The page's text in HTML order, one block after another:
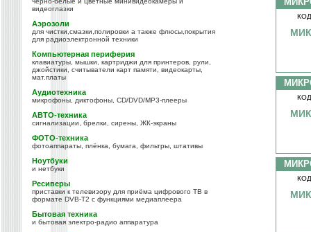
видеоглазки
Аэрозоли
для чистки,смазки,полировки а также флюсы,покрытия
для радиоэлектронной техники
Компьютерная периферия
клавиатуры, мышки, картриджи для принтеров, рули,
джойстики, считыватели карт памяти, видеокарты,
мат.платы
Аудиотехника
микрофоны, диктофоны, CD/DVD/MP3-плееры
АВТО-техника
сигнализации, брелки, сирены, ЖК-экраны
ФОТО-техника
фотоаппараты, плёнка, бумага, фильтры, штативы
Ноутбуки
и нетбуки
Ресиверы
приставки к телевизору для приёма цифрового ТВ в
формате DVB-T2 с функциями медиаплеера
Бытовая техника
и бытовая электро-радио аппаратура